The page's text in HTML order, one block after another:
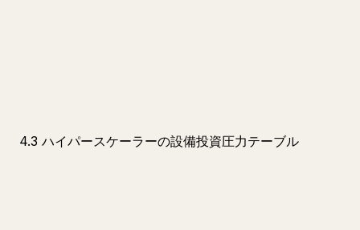
4.3 ハイパースケーラーの設備投資圧力テーブル